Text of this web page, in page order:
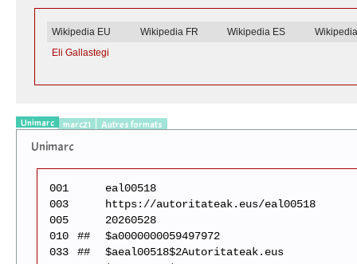
Wikipedia EU Wikipedia FR Wikipedia ES
Eli Gallastegi
Unimarc marc21 Autres formats
Unimarc
001
eal00518
003
https://autoritateak.eus/eal00518
005
20260528
010
##
$a0000000059497972
033
##
$aeal00518$2Autoritateak.eus